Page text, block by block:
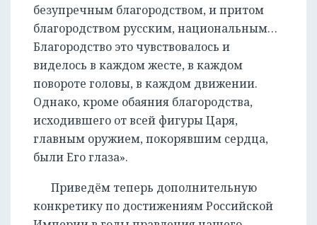
безупречным благородством, и притом
благородством русским, национальным…
Благородство это чувствовалось и
виделось в каждом жесте, в каждом
повороте головы, в каждом движении.
Однако, кроме обаяния благородства,
исходившего от всей фигуры Царя,
главным оружием, покорявшим сердца,
были Его глаза».
Приведём теперь дополнительную
конкретику по достижениям Российской